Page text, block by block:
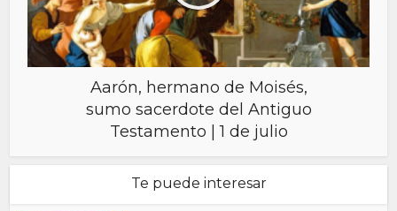
Aarón, hermano de Moisés,
sumo sacerdote del Antiguo
Testamento | 1 de julio
Te puede interesar